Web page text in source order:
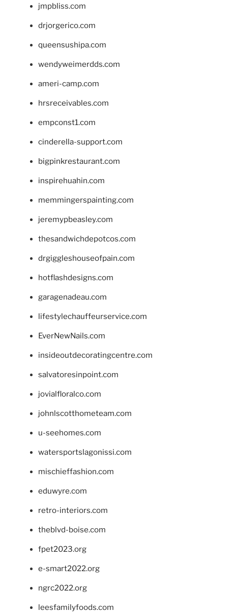
jmpbliss.com
drjorgerico.com
queensushipa.com
wendyweimerdds.com
ameri-camp.com
hrsreceivables.com
empconst1.com
cinderella-support.com
bigpinkrestaurant.com
inspirehuahin.com
memmingerspainting.com
jeremypbeasley.com
thesandwichdepotcos.com
drgiggleshouseofpain.com
hotflashdesigns.com
garagenadeau.com
lifestylechauffeurservice.com
EverNewNails.com
insideoutdecoratingcentre.com
salvatoresinpoint.com
jovialfloralco.com
johnlscotthometeam.com
u-seehomes.com
watersportslagonissi.com
mischieffashion.com
eduwyre.com
retro-interiors.com
theblvd-boise.com
fpet2023.org
e-smart2022.org
ngrc2022.org
leesfamilyfoods.com